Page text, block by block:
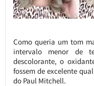
Como queria um tom
intervalo menor de
descolorante, o
fossem de excelente
do Paul Mitchell.